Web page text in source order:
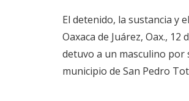
El detenido, la sustancia y
Oaxaca de Juárez, Oax.,
detuvo a un masculino por
municipio de San Pedro